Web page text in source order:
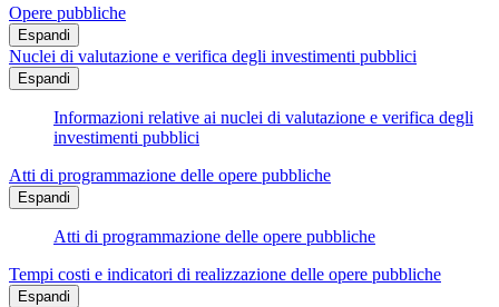
Opere pubbliche
Espandi
Nuclei di valutazione e verifica degli investimenti pubblici
Espandi
Informazioni relative ai nuclei di valutazione e verifica degli
investimenti pubblici
Atti di programmazione delle opere pubbliche
Espandi
Atti di programmazione delle opere pubbliche
Tempi costi e indicatori di realizzazione delle opere pubbliche
Espandi